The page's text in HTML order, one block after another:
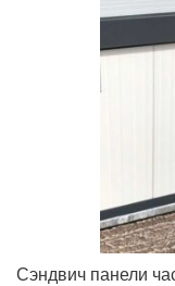
Сэндвич панели